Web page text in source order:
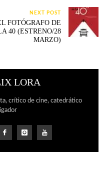
NEXT POST
FOTÓGRAFO DE
40 (ESTRENO/28
MARZO)
LORA
crítico de cine, catedrático